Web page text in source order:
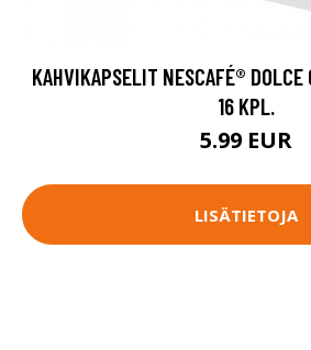
KAHVIKAPSELIT NESCAFÉ®
16 KPL.
5.99 EUR
LISÄTIETOJA